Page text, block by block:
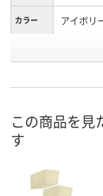
カラー アイボリ
この商品を見
す